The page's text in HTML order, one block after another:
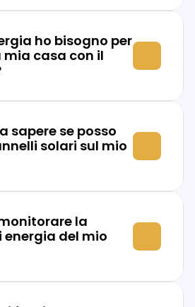
ho bisogno per
casa con il
sapere se posso
solari sul mio
la
energia del mio